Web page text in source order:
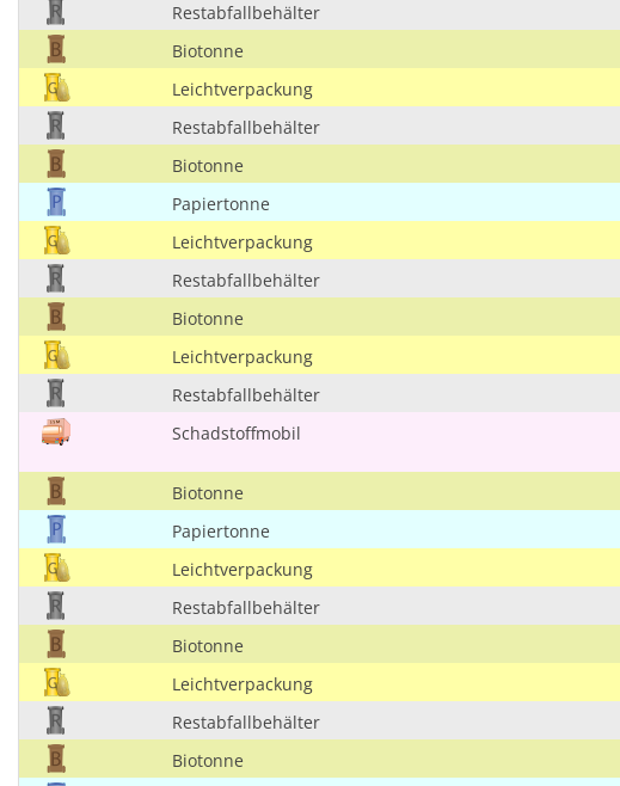
Restabfallbehälter
Biotonne
Leichtverpackung
Restabfallbehälter
Biotonne
Papiertonne
Leichtverpackung
Restabfallbehälter
Biotonne
Leichtverpackung
Restabfallbehälter
Schadstoffmobil
Biotonne
Papiertonne
Leichtverpackung
Restabfallbehälter
Biotonne
Leichtverpackung
Restabfallbehälter
Biotonne